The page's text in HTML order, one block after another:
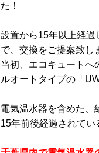
た！
設置から15年以上経
で、交換をご提案致し
当初、エコキュートへ
ルオートタイプの「
電気温水器を含めた、
15年前後経過されてい